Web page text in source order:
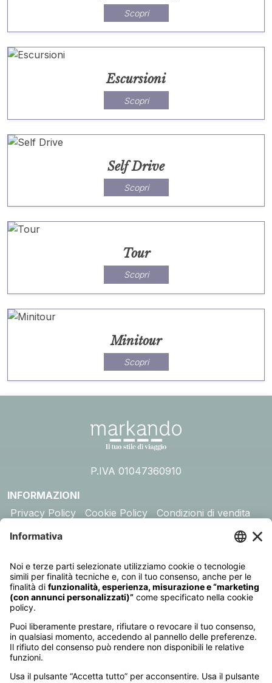
Scopri
Escursioni
Scopri
Self Drive
Scopri
Tour
Scopri
Minitour
Scopri
P.IVA 01047360910
INFORMAZIONI
Privacy Policy
Cookie Policy Condizioni di vendita
Assicurazione
DESTINAZIONI
Australia
Cambogia Canada Egitto Emirati Arabi
Madagascar Maldive Malesia e Singapore
Mauritius Messico Namibia Oman